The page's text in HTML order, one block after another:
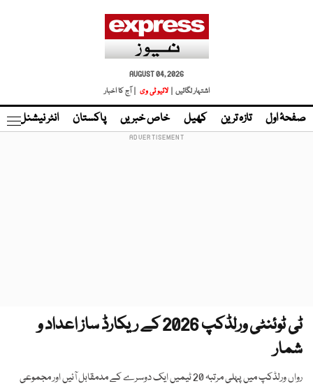
AUGUST 04, 2026
اشتہار لگائیں |
لائیو ٹی وی | آج کا اخبار
صفحۂ اول تازہ ترین کھیل خاص خبریں پاکستان انٹر نیشنل
ٹی ٹوئنٹی ورلڈکپ 2026 کے ریکارڈ ساز اعداد و
شمار
رواں ورلڈکپ میں پہلی مرتبہ 20 ٹیمیں ایک دوسرے کے مدمقابل آئیں اور مجموعی